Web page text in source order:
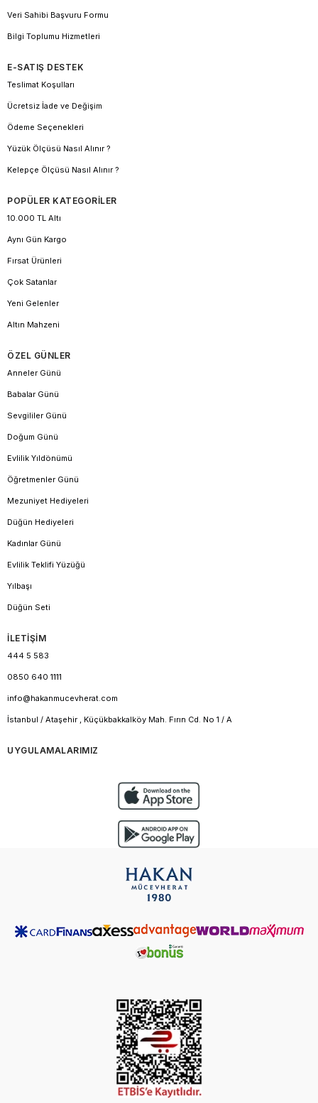
Veri Sahibi Başvuru Formu
Bilgi Toplumu Hizmetleri
E-SATIŞ DESTEK
Teslimat Koşulları
Ücretsiz İade ve Değişim
Ödeme Seçenekleri
Yüzük Ölçüsü Nasıl Alınır ?
Kelepçe Ölçüsü Nasıl Alınır ?
POPÜLER KATEGORİLER
10.000 TL Altı
Aynı Gün Kargo
Fırsat Ürünleri
Çok Satanlar
Yeni Gelenler
Altın Mahzeni
ÖZEL GÜNLER
Anneler Günü
Babalar Günü
Sevgililer Günü
Doğum Günü
Evlilik Yıldönümü
Öğretmenler Günü
Mezuniyet Hediyeleri
Düğün Hediyeleri
Kadınlar Günü
Evlilik Teklifi Yüzüğü
Yılbaşı
Düğün Seti
İLETİŞİM
444 5 583
0850 640 1111
info@hakanmucevherat.com
İstanbul / Ataşehir , Küçükbakkalköy Mah. Fırın Cd. No 1 / A
UYGULAMALARIMIZ